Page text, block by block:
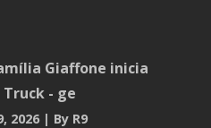
Giaffone inicia
- ge
2026 By R9